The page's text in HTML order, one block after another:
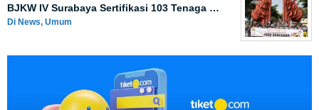
BJKW IV Surabaya Sertifikasi 103 Tenaga …
Di News, Umum